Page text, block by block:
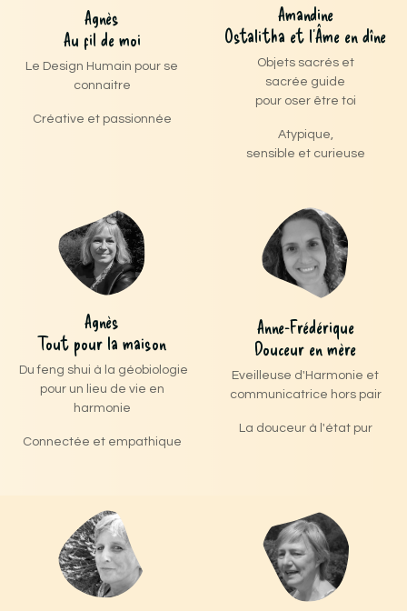
Agnès
Au fil de moi
Le Design Humain pour se
connaitre
Créative et passionnée
Amandine
Ostalitha et l'Âme en dîne
Objets sacrés et
sacrée guide
pour oser être toi
Atypique,
sensible et curieuse
Agnès
Tout pour la maison
Du feng shui à la géobiologie
pour un lieu de vie en
harmonie
Connectée et empathique
Anne-Frédérique
Douceur en mère
Eveilleuse d'Harmonie et
communicatrice hors pair
La douceur à l'état pur